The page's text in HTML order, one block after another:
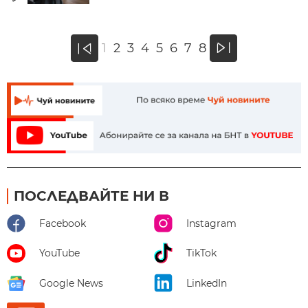
« 1 2 3 4 5 6 7 8 »
ПОСЛЕДВАЙТЕ НИ В
Facebook Instagram
YouTube TikTok
Google News LinkedIn